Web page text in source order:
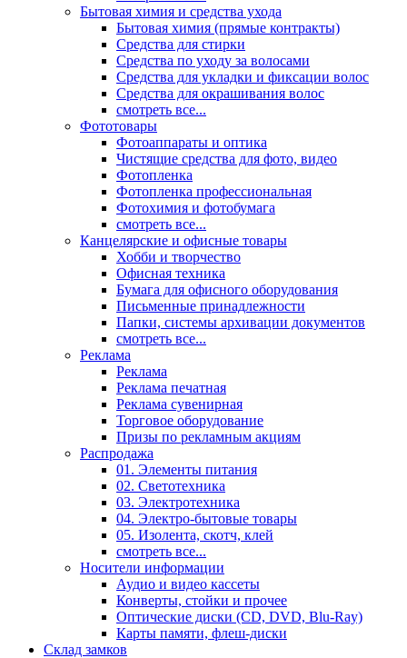
Бытовая химия и средства ухода
Бытовая химия (прямые контракты)
Средства для стирки
Средства по уходу за волосами
Средства для укладки и фиксации волос
Средства для окрашивания волос
смотреть все...
Фототовары
Фотоаппараты и оптика
Чистящие средства для фото, видео
Фотопленка
Фотопленка профессиональная
Фотохимия и фотобумага
смотреть все...
Канцелярские и офисные товары
Хобби и творчество
Офисная техника
Бумага для офисного оборудования
Письменные принадлежности
Папки, системы архивации документов
смотреть все...
Реклама
Реклама
Реклама печатная
Реклама сувенирная
Торговое оборудование
Призы по рекламным акциям
Распродажа
01. Элементы питания
02. Светотехника
03. Электротехника
04. Электро-бытовые товары
05. Изолента, скотч, клей
смотреть все...
Носители информации
Аудио и видео кассеты
Конверты, стойки и прочее
Оптические диски (CD, DVD, Blu-Ray)
Карты памяти, флеш-диски
Склад замков